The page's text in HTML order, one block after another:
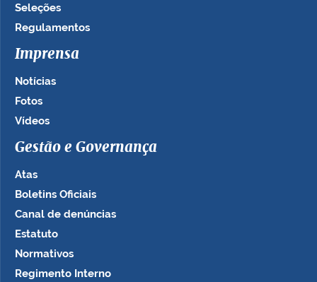
Seleções
Regulamentos
Imprensa
Notícias
Fotos
Vídeos
Gestão e Governança
Atas
Boletins Oficiais
Canal de denúncias
Estatuto
Normativos
Regimento Interno